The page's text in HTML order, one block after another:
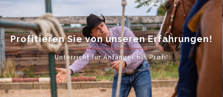
Profitieren Sie von unseren Erfahrungen!
Unterricht für Anfänger bis Profi!